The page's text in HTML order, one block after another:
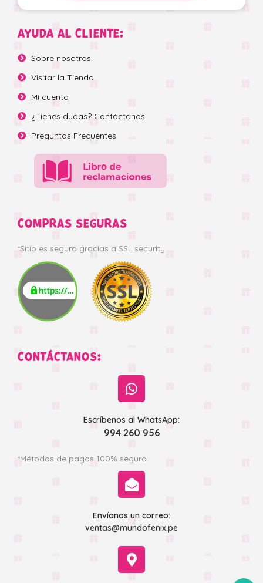
AYUDA AL CLIENTE:
Sobre nosotros
Visitar la Tienda
Mi cuenta
¿Tienes dudas? Contáctanos
Preguntas Frecuentes
COMPRAS SEGURAS
*Sitio es seguro gracias a SSL security
CONTÁCTANOS:
Escríbenos al WhatsApp:
994 260 956
*Métodos de pagos 100% seguro
Envíanos un correo:
ventas@mundofenix.pe